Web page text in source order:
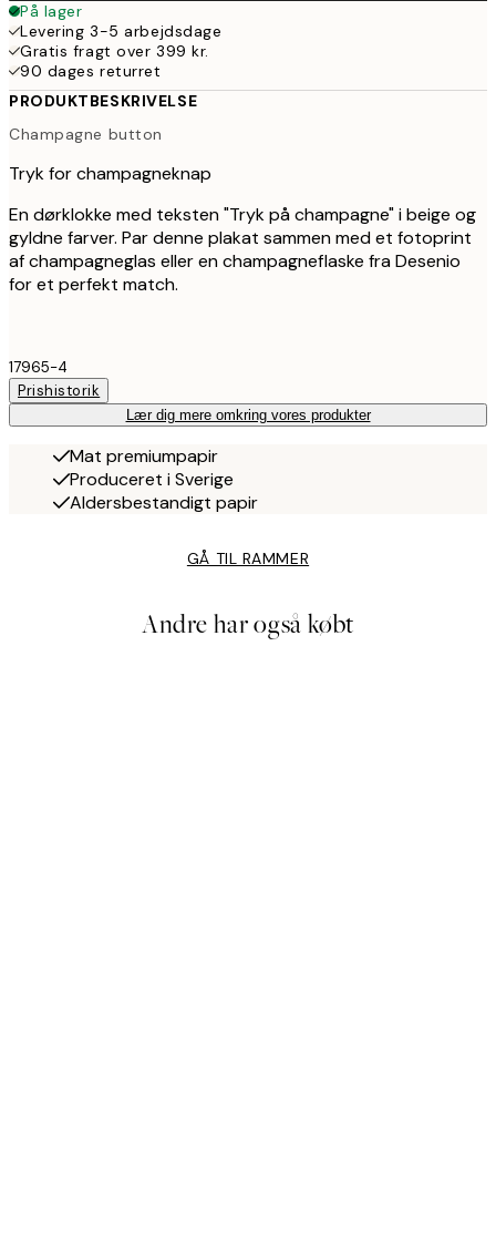
På lager
Levering 3-5 arbejdsdage
Gratis fragt over 399 kr.
90 dages returret
PRODUKTBESKRIVELSE
Champagne button
Tryk for champagneknap
En dørklokke med teksten "Tryk på champagne" i beige og
gyldne farver. Par denne plakat sammen med et fotoprint
af champagneglas eller en champagneflaske fra Desenio
for et perfekt match.
17965-4
Prishistorik
Lær dig mere omkring vores produkter
Mat premiumpapir
Produceret i Sverige
Aldersbestandigt papir
GÅ TIL RAMMER
Andre har også købt